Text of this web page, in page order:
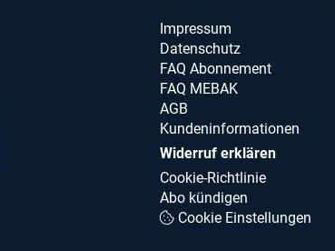
Impressum
Datenschutz
FAQ Abonnement
FAQ MEBAK
AGB
Kundeninformationen
Widerruf erklären
Cookie-Richtlinie
Abo kündigen
Cookie Einstellungen